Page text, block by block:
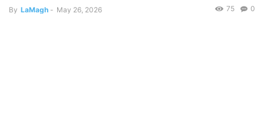
By LaMagh - May 26, 2026 0
75